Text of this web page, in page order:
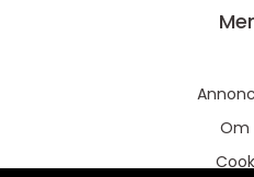
Om